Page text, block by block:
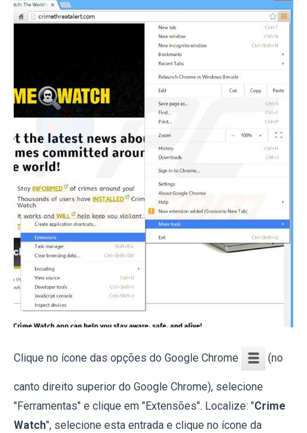
Clique no ícone das opções do Google Chrome (no
canto direito superior do Google Chrome), selecione
"Ferramentas" e clique em "Extensões". Localize: "Crime
Watch", selecione esta entrada e clique no ícone da